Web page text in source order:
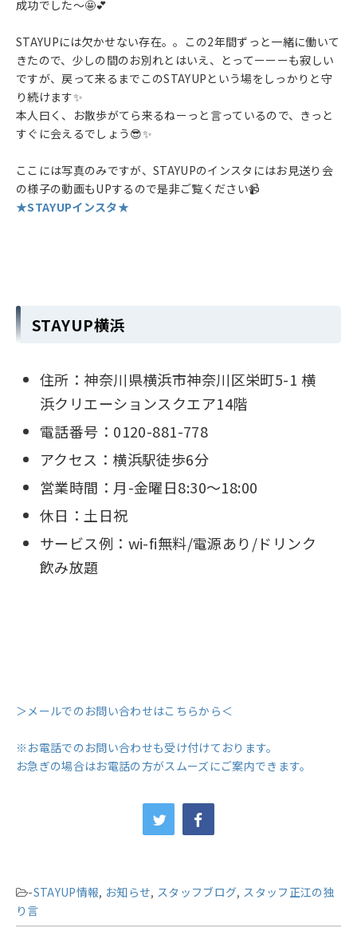
成功でした～🤩💕
STAYUPには欠かせない存在。。この2年間ずっと一緒に働いて
きたので、少しの間のお別れとはいえ、とってーーーも寂しい
ですが、戻って来るまでこのSTAYUPという場をしっかりと守
り続けます✨
本人曰く、お散歩がてら来るねーっと言っているので、きっと
すぐに会えるでしょう😎✨
ここには写真のみですが、STAYUPのインスタにはお見送り会
の様子の動画もUPするので是非ご覧ください📹
★STAYUPインスタ★
STAYUP横浜
住所：神奈川県横浜市神奈川区栄町5-1 横
浜クリエーションスクエア14階
電話番号：0120-881-778
アクセス：横浜駅徒歩6分
営業時間：月-金曜日8:30〜18:00
休日：土日祝
サービス例：wi-fi無料/電源あり/ドリンク
飲み放題
＞メールでのお問い合わせはこちらから＜
※お電話でのお問い合わせも受け付けております。
お急ぎの場合はお電話の方がスムーズにご案内できます。
-STAYUP情報, お知らせ, スタッフブログ, スタッフ正江の独
り言